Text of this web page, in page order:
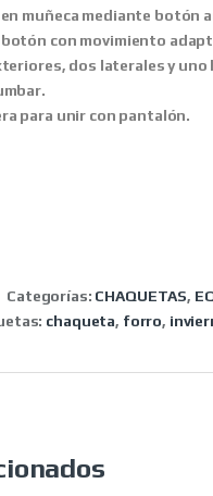
muñeca mediante botón
con movimiento
dos laterales y
para unir con pantalón.
Categorías: CHAQUETAS,
chaqueta, forro,